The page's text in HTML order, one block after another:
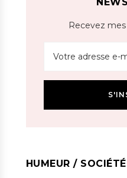
Recevez
HUMEUR / SOCIÉTÉ